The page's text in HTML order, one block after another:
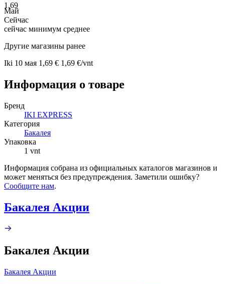
1,69
Май
Сейчас
сейчас минимум среднее
Другие магазины ранее
Iki 10 мая 1,69 € 1,69 €/vnt
Информация о товаре
Бренд
IKI EXPRESS
Категория
Бакалея
Упаковка
1 vnt
Информация собрана из официальных каталогов магазинов и
может меняться без предупреждения. Заметили ошибку?
Сообщите нам.
Бакалея Акции
Бакалея Акции
Бакалея Акции